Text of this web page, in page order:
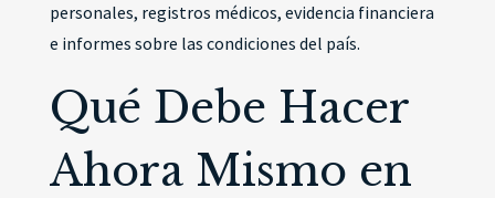
personales, registros médicos, evidencia financiera
e informes sobre las condiciones del país.
Qué Debe Hacer
Ahora Mismo en